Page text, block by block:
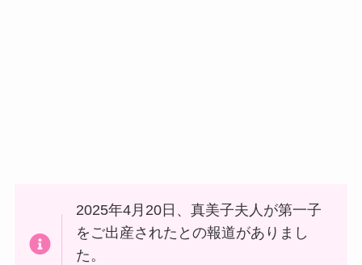
2025年4月20日、真美子夫人が第一子
をご出産されたとの報道がありまし
た。